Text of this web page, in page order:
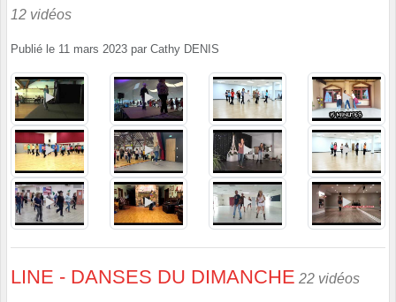
12 vidéos
Publié le 11 mars 2023 par Cathy DENIS
LINE - DANSES DU DIMANCHE 22 vidéos